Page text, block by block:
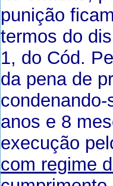
punição
termos do
1, do Cód.
da pena de
anos e 8
execução
com regime